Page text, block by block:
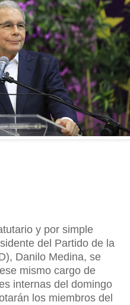
y por simple
del Partido de la
Danilo Medina, se
mismo cargo de
internas del domingo
los miembros del